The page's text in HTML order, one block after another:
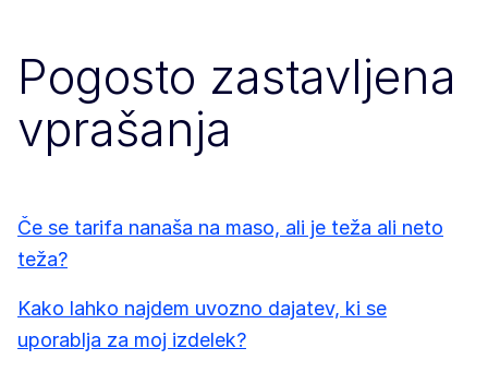
Pogosto zastavljena
vprašanja
Če se tarifa nanaša na maso, ali je teža ali neto
teža?
Kako lahko najdem uvozno dajatev, ki se
uporablja za moj izdelek?